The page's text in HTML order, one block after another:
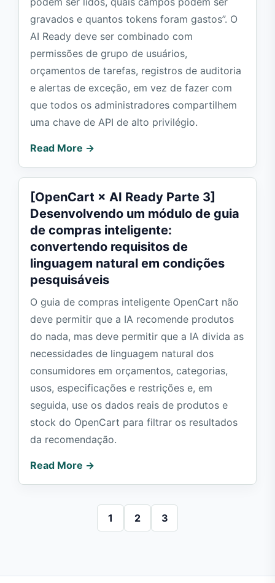
gravados e quantos tokens foram gastos”. O
AI Ready deve ser combinado com
permissões de grupo de usuários,
orçamentos de tarefas, registros de auditoria
e alertas de exceção, em vez de fazer com
que todos os administradores compartilhem
uma chave de API de alto privilégio.
Read More →
[OpenCart × AI Ready Parte 3]
Desenvolvendo um módulo de guia
de compras inteligente:
convertendo requisitos de
linguagem natural em condições
pesquisáveis
O guia de compras inteligente OpenCart não
deve permitir que a IA recomende produtos
do nada, mas deve permitir que a IA divida as
necessidades de linguagem natural dos
consumidores em orçamentos, categorias,
usos, especificações e restrições e, em
seguida, use os dados reais de produtos e
stock do OpenCart para filtrar os resultados
da recomendação.
Read More →
1 2 3